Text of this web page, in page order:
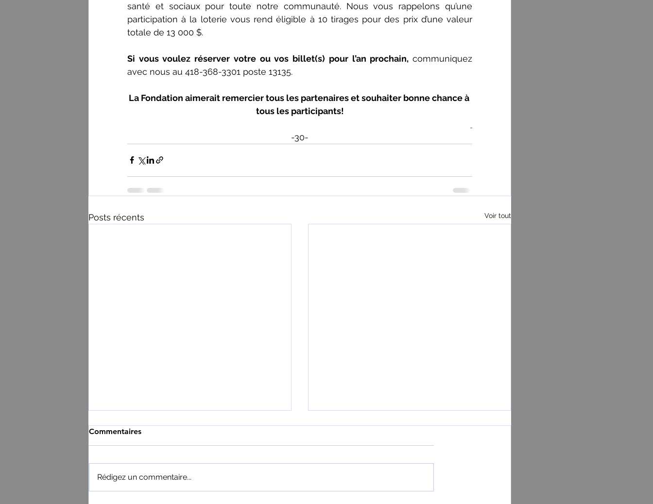
santé et sociaux pour toute notre communauté. Nous vous rappelons qu’une
participation à la loterie vous rend éligible à 10 tirages pour des prix d’une valeur
totale de 13 000 $.
Si vous voulez réserver votre ou vos billet(s) pour l’an prochain, communiquez
avec nous au 418-368-3301 poste 13135.
La Fondation aimerait remercier tous les partenaires et souhaiter bonne chance à
tous les participants!
-30-
Posts récents Voir tout
Commentaires
Rédigez un commentaire...